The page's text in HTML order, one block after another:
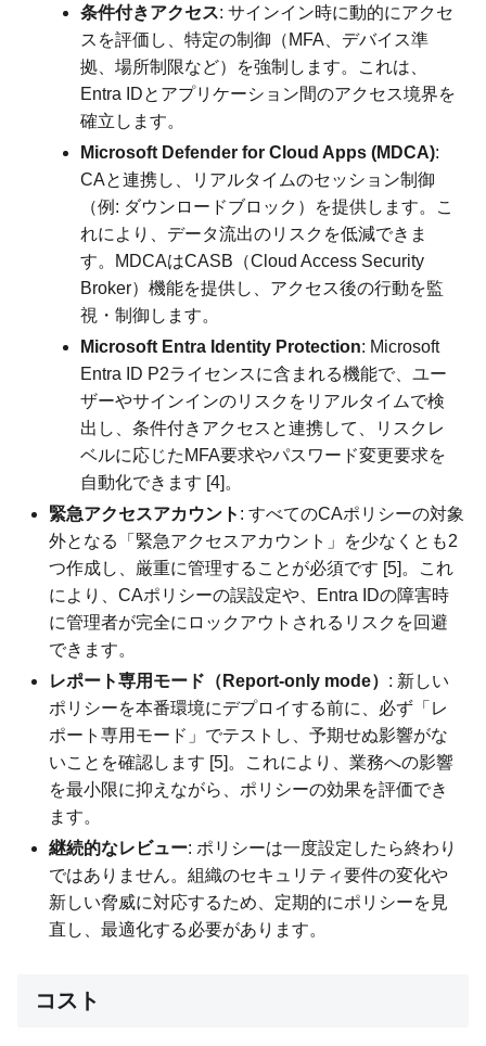
条件付きアクセス: サインイン時に動的にアクセ
スを評価し、特定の制御（MFA、デバイス準
拠、場所制限など）を強制します。これは、
Entra IDとアプリケーション間のアクセス境界を
確立します。
Microsoft Defender for Cloud Apps (MDCA):
CAと連携し、リアルタイムのセッション制御
（例: ダウンロードブロック）を提供します。こ
れにより、データ流出のリスクを低減できま
す。MDCAはCASB（Cloud Access Security
Broker）機能を提供し、アクセス後の行動を監
視・制御します。
Microsoft Entra Identity Protection: Microsoft
Entra ID P2ライセンスに含まれる機能で、ユー
ザーやサインインのリスクをリアルタイムで検
出し、条件付きアクセスと連携して、リスクレ
ベルに応じたMFA要求やパスワード変更要求を
自動化できます [4]。
緊急アクセスアカウント : すべてのCAポリシーの対象
外となる「緊急アクセスアカウント」を少なくとも2
つ作成し、厳重に管理することが必須です [5]。これ
により、CAポリシーの誤設定や、Entra IDの障害時
に管理者が完全にロックアウトされるリスクを回避
できます。
レポート専用モード（Report-only mode） : 新しい
ポリシーを本番環境にデプロイする前に、必ず「レ
ポート専用モード」でテストし、予期せぬ影響がな
いことを確認します [5]。これにより、業務への影響
を最小限に抑えながら、ポリシーの効果を評価でき
ます。
継続的なレビュー: ポリシーは一度設定したら終わり
ではありません。組織のセキュリティ要件の変化や
新しい脅威に対応するため、定期的にポリシーを見
直し、最適化する必要があります。
コスト